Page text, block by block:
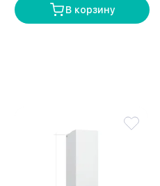
AIR-3” + Комплект
пылевых фильтров (5
В корзину